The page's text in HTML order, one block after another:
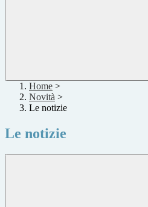
Home >
Novità >
Le notizie
Le notizie